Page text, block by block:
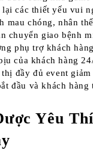
các thiết yếu vui
mau chóng, nhân
chuyển giao bệnh
phụ trợ khách
của khách hàng
đầy đủ event
đầu và khách
Yêu